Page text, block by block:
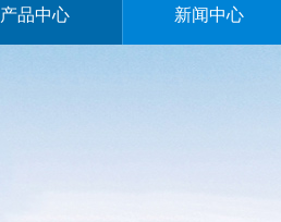
产品中心 新闻中心